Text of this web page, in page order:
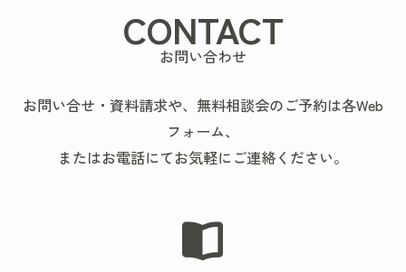
CONTACT
お問い合わせ
お問い合せ・資料請求や、無料相談会のご予約は各Web
フォーム、
またはお電話にてお気軽にご連絡ください。